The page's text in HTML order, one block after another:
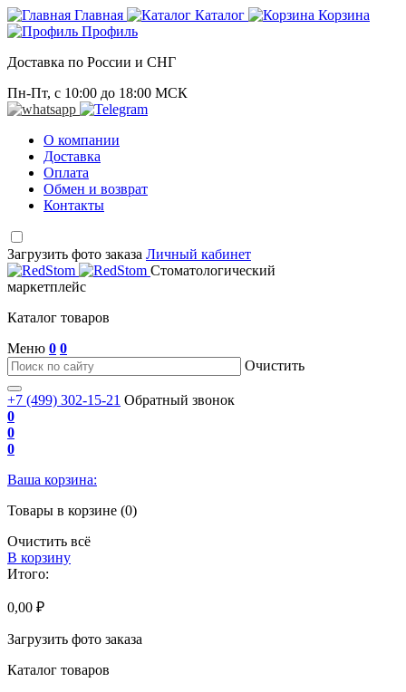
Главная Каталог
Корзина
Профиль
Доставка по России и СНГ
Пн-Пт, с 10:00 до 18:00 МСК
О компании
Доставка
Оплата
Обмен и возврат
Контакты
Загрузить фото заказа Личный кабинет
Стоматологический
маркетплейс
Каталог товаров
Меню 0 0
Очистить
+7 (499) 302-15-21 Обратный звонок
0
0
0
Ваша корзина:
Товары в корзине (0)
Очистить всё
В корзину
Итого:
0,00 ₽
Загрузить фото заказа
Каталог товаров